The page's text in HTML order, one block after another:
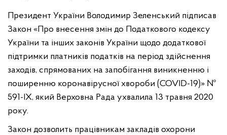
Президент України Володимир Зеленський підписав
Закон «Про внесення змін до Податкового кодексу
України та інших законів України щодо додаткової
підтримки платників податків на період здійснення
заходів, спрямованих на запобігання виникненню і
поширенню коронавірусної хвороби (COVID-19)» №
591-ІХ, який Верховна Рада ухвалила 13 травня 2020
року.
Закон дозволить працівникам закладів охорони